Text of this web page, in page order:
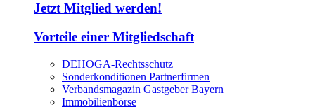
Jetzt Mitglied werden!
Vorteile einer Mitgliedschaft
DEHOGA-Rechtsschutz
Sonderkonditionen Partnerfirmen
Verbandsmagazin Gastgeber Bayern
Immobilienbörse